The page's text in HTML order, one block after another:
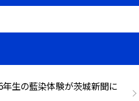
年生の藍染体験が茨城新聞に